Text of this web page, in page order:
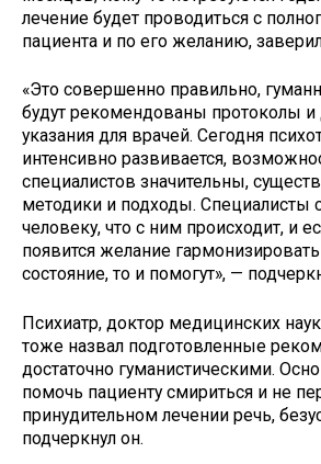
лечение будет проводиться с
пациента и по его желанию,
«Это совершенно правильно,
будут рекомендованы протоколы
указания для врачей. Сегодня
интенсивно развивается,
специалистов значительны,
методики и подходы. Специалисты
человеку, что с ним происходит, и
появится желание
состояние, то и помогут», —
Психиатр, доктор медицинских наук
тоже назвал подготовленные
достаточно гуманистическими.
помочь пациенту смириться и не
принудительном лечении речь,
подчеркнул он.